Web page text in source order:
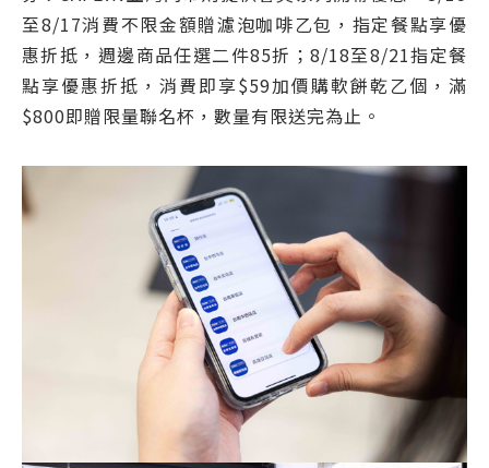
至8/17消費不限金額贈濾泡咖啡乙包，指定餐點享優
惠折抵，週邊商品任選二件85折；8/18至8/21指定餐
點享優惠折抵，消費即享$59加價購軟餅乾乙個，滿
$800即贈限量聯名杯，數量有限送完為止。